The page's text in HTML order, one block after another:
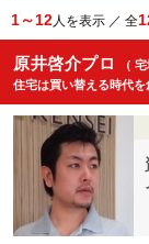
1～12人を表示 ／ 全
原井啓介プロ
（
住宅は買い替える時代